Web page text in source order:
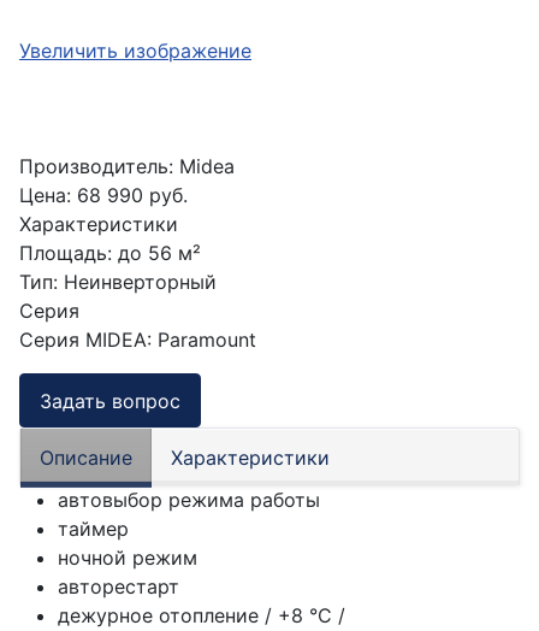
Увеличить изображение
Производитель: Midea
Цена: 68 990 руб.
Характеристики
Площадь: до 56 м²
Тип: Неинверторный
Серия
Серия MIDEA: Paramount
Задать вопрос
Описание
Характеристики
автовыбор режима работы
таймер
ночной режим
авторестарт
дежурное отопление / +8 °C /